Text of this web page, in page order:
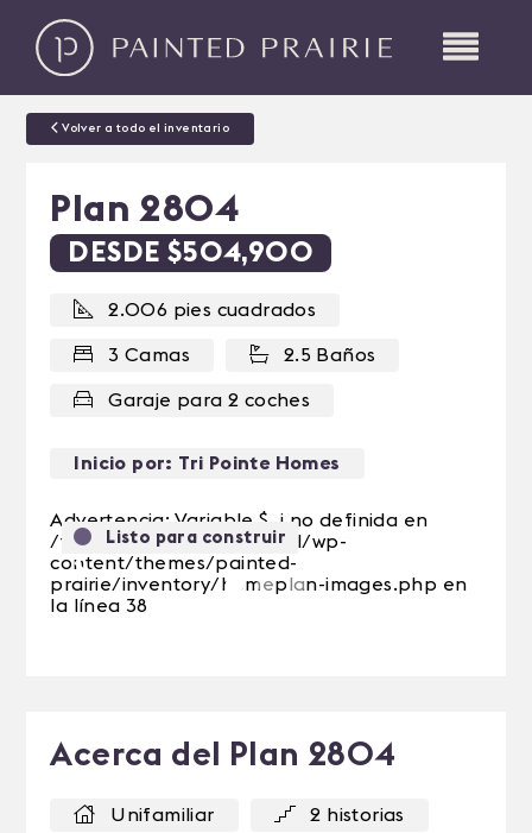
Volver a todo el inventario
Plan 2804
DESDE $504,900
2.006 pies cuadrados
3 Camas 2.5 Baños
Garaje para 2 coches
Inicio por: Tri Pointe Homes
Listo para construir
Advertencia: Variable $_i no definida en
/var/web/site/public_html/wp-
content/themes/painted-
prairie/inventory/homeplan-images.php en
la línea 38
Anterior
Acerca del Plan 2804
Unifamiliar 2 historias